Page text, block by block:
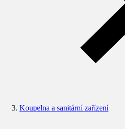
Koupelna a sanitární zařízení